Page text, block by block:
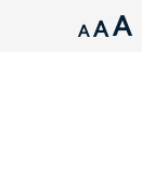
A A A